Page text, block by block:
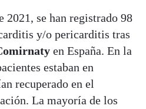
2021, se han registrado 98
y/o pericarditis tras
en España. En la
estaban en
recuperado en el
La mayoría de los